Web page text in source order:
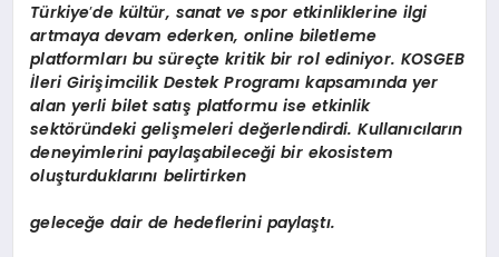
Türkiye’de kültür, sanat ve spor etkinliklerine ilgi
artmaya devam ederken, online biletleme
platformları bu süreçte kritik bir rol ediniyor. KOSGEB
İleri Girişimcilik Destek Programı kapsamında yer
alan yerli bilet satış platformu ise etkinlik
sektöründeki gelişmeleri değerlendirdi. Kullanıcıların
deneyimlerini paylaşabileceği bir ekosistem
oluşturduklarını belirtirken
geleceğe dair de hedeflerini paylaştı.